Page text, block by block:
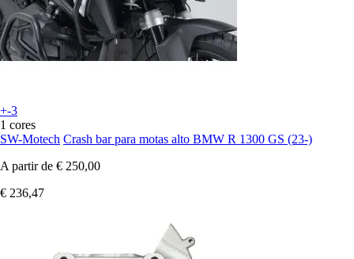
+-3
1 cores
SW-Motech Crash bar para motas alto BMW R 1300 GS (23-)
A partir de € 250,00
€ 236,47